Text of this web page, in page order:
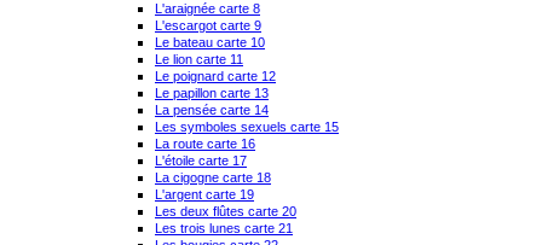
L'araignée carte 8
L'escargot carte 9
Le bateau carte 10
Le lion carte 11
Le poignard carte 12
Le papillon carte 13
La pensée carte 14
Les symboles sexuels carte 15
La route carte 16
L'étoile carte 17
La cigogne carte 18
L'argent carte 19
Les deux flûtes carte 20
Les trois lunes carte 21